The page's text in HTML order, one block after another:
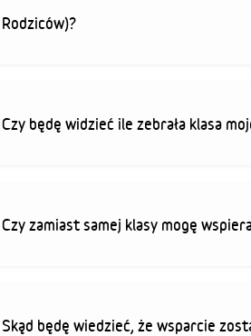
Rodziców)?
Czy będę widzieć ile zebrała klasa
Czy zamiast samej klasy mogę
Skąd będę wiedzieć, że wsparcie